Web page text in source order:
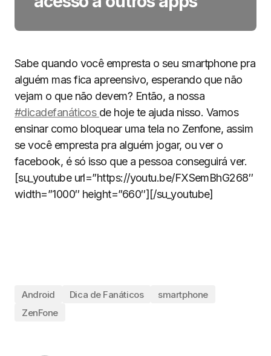
Sabe quando você empresta o seu smartphone pra
alguém mas fica apreensivo, esperando que não
vejam o que não devem? Então, a nossa
#dicadefanáticos de hoje te ajuda nisso. Vamos
ensinar como bloquear uma tela no Zenfone, assim
se você empresta pra alguém jogar, ou ver o
facebook, é só isso que a pessoa conseguirá ver.
[su_youtube url=”https://youtu.be/FXSemBhG268″
width=”1000″ height=”660″][/su_youtube]
Android Dica de Fanáticos
smartphone
ZenFone